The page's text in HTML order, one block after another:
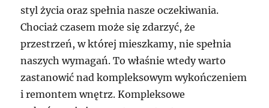
styl życia oraz spełnia nasze oczekiwania.
Chociaż czasem może się zdarzyć, że
przestrzeń, w której mieszkamy, nie spełnia
naszych wymagań. To właśnie wtedy warto
zastanowić nad kompleksowym wykończeniem
i remontem wnętrz. Kompleksowe